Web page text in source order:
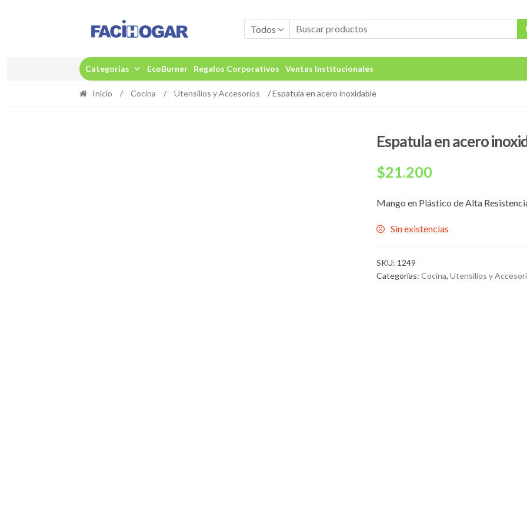
contenido
Todos
Categorias EcoBurner Regalos Corporativos Ventas Institucionales
Inicio / Cocina / Utensílios y Accesorios / Espatula en acero inoxidable
Espatula en acero
$21.200
Mango en Plástico de Alta
Sin existencias
SKU: 1249
Categorías:Cocina,Utensílios y